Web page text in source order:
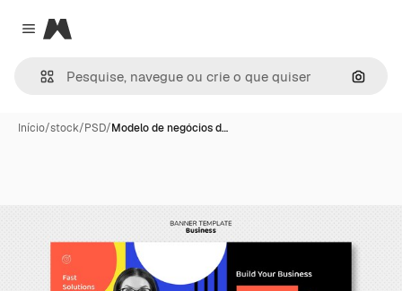
Close menu
Magnific
Início/stock/PSD/Modelo de negócios d…